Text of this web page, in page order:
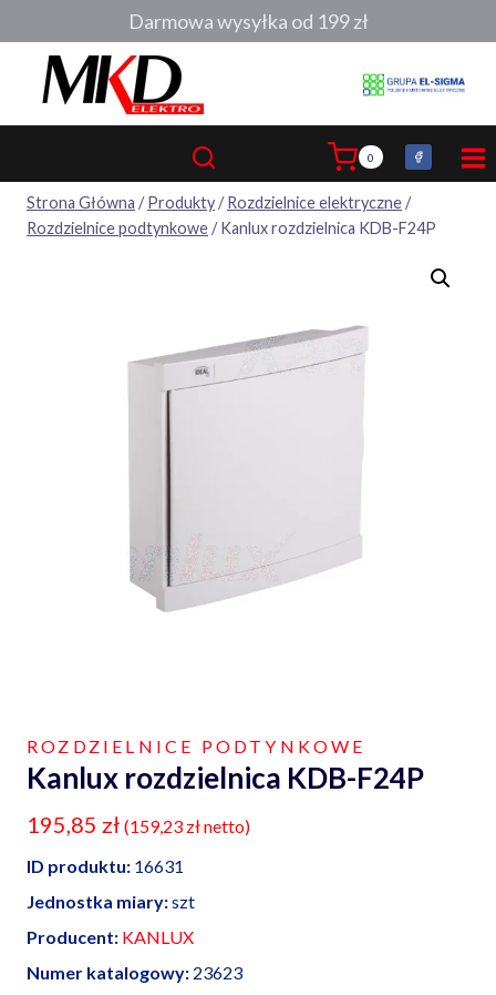
do
0
Strona Główna / Produkty/ Rozdzielnice elektryczne/
Rozdzielnice podtynkowe/ Kanlux rozdzielnica KDB-F24P
ROZDZIELNICE PODTYNKOWE
Kanlux rozdzielnica KDB-F24P
195,85 zł (159,23 złnetto)
ID produktu: 16631
Jednostka miary:szt
Producent: KANLUX
Numer katalogowy: 23623
Darmowa wysyłka od 199 zł